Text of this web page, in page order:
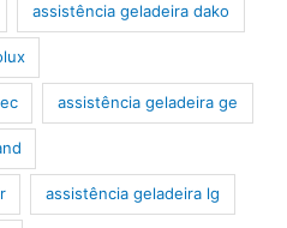
assistência geladeira dako
assistência geladeira ge
assistência geladeira lg